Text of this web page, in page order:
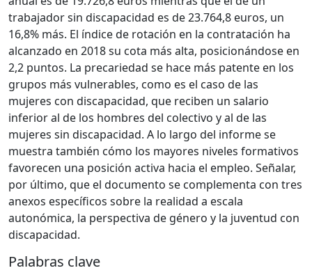
trabajador sin discapacidad es de 23.764,8 euros, un
16,8% más. El índice de rotación en la contratación ha
alcanzado en 2018 su cota más alta, posicionándose en
2,2 puntos. La precariedad se hace más patente en los
grupos más vulnerables, como es el caso de las
mujeres con discapacidad, que reciben un salario
inferior al de los hombres del colectivo y al de las
mujeres sin discapacidad. A lo largo del informe se
muestra también cómo los mayores niveles formativos
favorecen una posición activa hacia el empleo. Señalar,
por último, que el documento se complementa con tres
anexos específicos sobre la realidad a escala
autonómica, la perspectiva de género y la juventud con
discapacidad.
Palabras clave